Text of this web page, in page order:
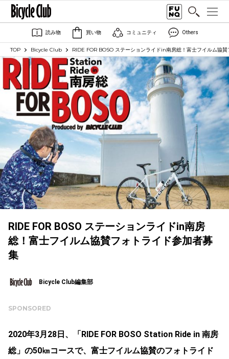
読み物 買い物 コミュニティ Others
TOP Bicycle Club RIDE FOR BOSO ステーションライドin南房総！富士フイルム協
RIDE FOR BOSO ステーションライドin南房
総！富士フイルム協賛フォトライド参加者募
集
Bicycle Club編集部
SPONSORED
2020年3月28日、「RIDE FOR BOSO Station Ride in 南房
総」の50㎞コースで、富士フイルム協賛のフォトライド